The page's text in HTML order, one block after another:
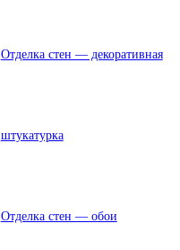
Отделка стен — декоративная
штукатурка
Отделка стен — обои